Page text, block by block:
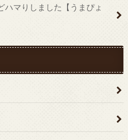
ハマりしました【うまぴょ